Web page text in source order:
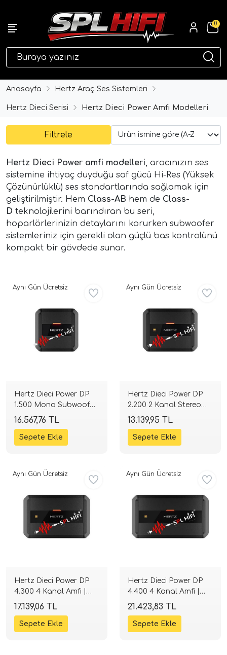
0
Anasayfa Hertz Araç Ses Sistemleri
Hertz Dieci Serisi Hertz Dieci Power Amfi Modelleri
Filtrele
Hertz Dieci Power amfi modelleri, aracınızın ses
sistemine ihtiyaç duyduğu saf gücü Hi-Res (Yüksek
Çözünürlüklü) ses standartlarında sağlamak için
geliştirilmiştir. Hem Class-AB hem de Class-
D teknolojilerini barındıran bu seri,
hoparlörlerinizin detaylarını korurken subwoofer
sistemleriniz için gerekli olan güçlü bas kontrolünü
kompakt bir gövdede sunar.
Hertz Dieci Power DP
1.500 Mono Subwoofer
Amfisi | 590W RMS
Class-D | SPLHIFI
16.567,76 TL
Aynı Gün Ücretsiz
Hertz Dieci Power DP
2.200 2 Kanal Stereo
Amfi | SPLHIFI
13.139,95 TL
Aynı Gün Ücretsiz
Hertz Dieci Power DP
4.300 4 Kanal Amfi |
4x75W RMS Class-AB |
SPLHIFI
17.139,06 TL
Aynı Gün Ücretsiz
Hertz Dieci Power DP
4.400 4 Kanal Amfi |
4x90W RMS Class-AB |
SPLHIFI
21.423,83 TL
Aynı Gün Ücretsiz